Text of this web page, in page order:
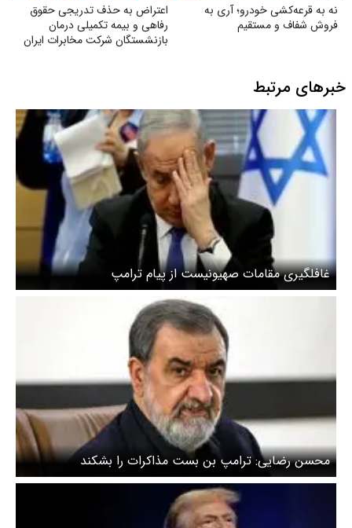
نه به قرعه‌کشی خودرو؛ آری به
فروش شفاف و مستقیم
اعتراض به حذف تدریجی حقوق
رفاهی و بیمه تکمیلی درمان
بازنشستگان شرکت مخابرات ایران
خبرهای مرتبط
غافلگیری مقامات صهیونیست از پیام ترامپ
محسن رضایی: ترامپ بن بست مذاکرات را بشکند